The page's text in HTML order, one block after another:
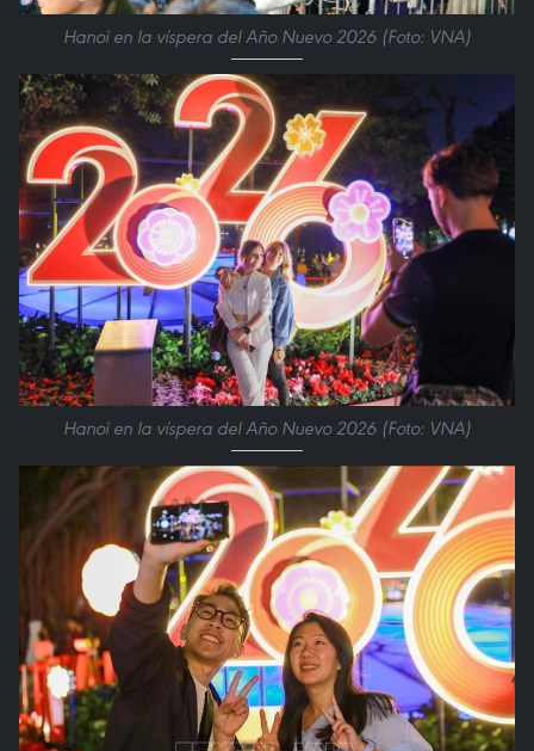
Hanoi en la víspera del Año Nuevo 2026 (Foto: VNA)
Hanoi en la víspera del Año Nuevo 2026 (Foto: VNA)